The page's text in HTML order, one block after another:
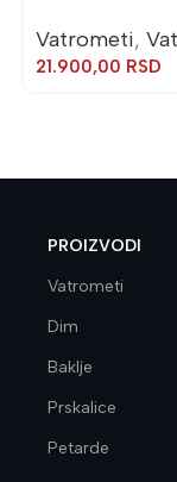
Vatrometi,
21.900,00 RSD
PROIZVODI
Vatrometi
Dim
Baklje
Prskalice
Petarde